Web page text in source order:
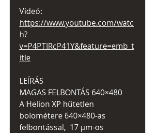
Videó:
https://www.youtube.com/watc
h?
v=P4PTIRcP41Y&feature=emb_t
itle
LEÍRÁS
MAGAS FELBONTÁS 640×480
A Helion XP hűtetlen
bolométere 640×480-as
felbontással, 17 µm-os